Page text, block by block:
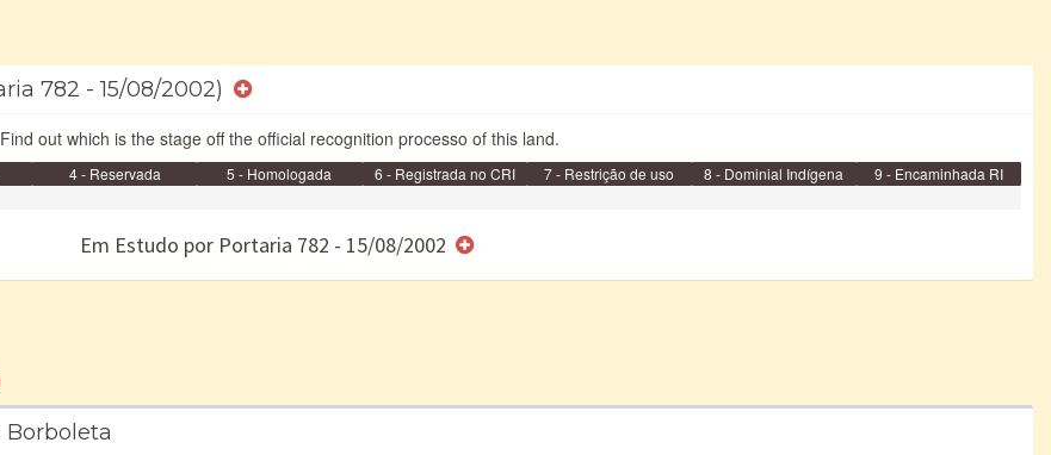
782 - 15/08/2002)
Find out which is the stage off the official recognition processo of this land.
4 - Reservada 5 - Homologada
6 - Registrada no CRI
7 - Restrição de uso 8 - Dominial Indígena
9 - Encaminhada RI
Em Estudo por Portaria 782 - 15/08/2002
Borboleta